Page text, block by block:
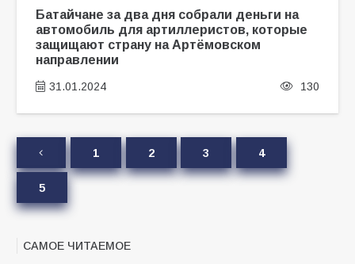
Батайчане за два дня собрали деньги на
автомобиль для артиллеристов, которые
защищают страну на Артёмовском
направлении
31.01.2024 130
1 2 3 4
5
САМОЕ ЧИТАЕМОЕ